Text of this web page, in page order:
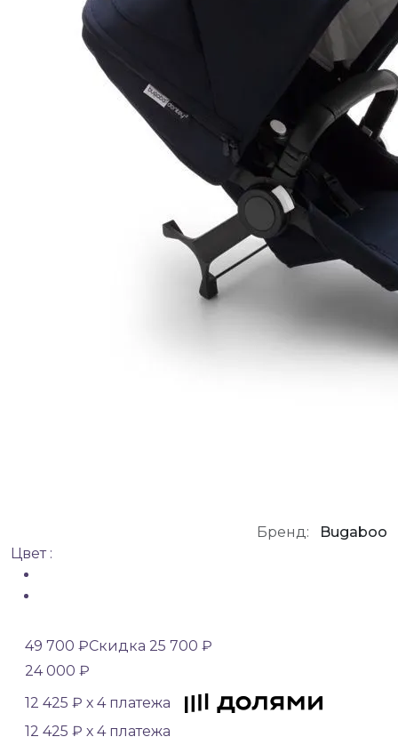
Бренд:
Bugaboo
Цвет :
49 700 ₽Скидка 25 700 ₽
24 000 ₽
12 425 ₽ х 4 платежа
12 425 ₽ х 4 платежа